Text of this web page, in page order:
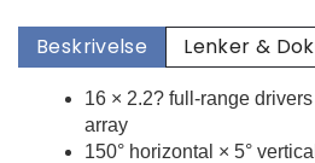
Beskrivelse Lenker &
16 × 2.2? full-range
array
150° horizontal × 5°